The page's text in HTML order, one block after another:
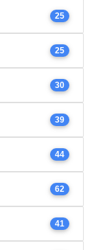
25
25
30
39
44
62
41